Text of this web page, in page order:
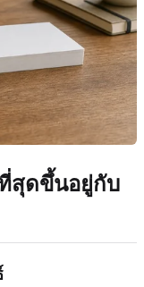
สุดขึ้นอยู่กับ